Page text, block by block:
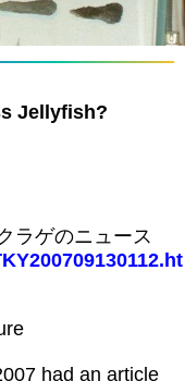
Jellyfish?
ラゲのニュース
had an article